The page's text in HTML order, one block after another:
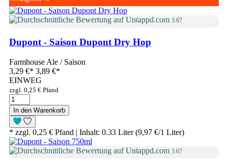
3.67
Dupont - Saison Dupont Dry Hop
Farmhouse Ale / Saison
3,29 €* 3,89 €*
EINWEG
zzgl. 0,25 € Pfand
In den Warenkorb
* zzgl. 0,25 € Pfand | Inhalt: 0.33 Liter (9,97 €/1 Liter)
3.67